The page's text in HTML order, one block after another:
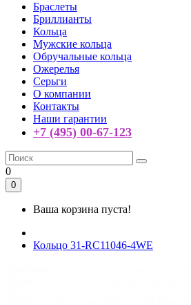
Браслеты
Бриллианты
Кольца
Мужские кольца
Обручальные кольца
Ожерелья
Серьги
О компании
Контакты
Наши гарантии
+7 (495) 00-67-123
0
0
Ваша корзина пуста!
Кольцо 31-RC11046-4WE